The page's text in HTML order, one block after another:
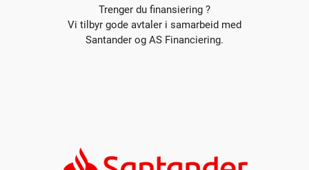
Trenger du finansiering ?
Vi tilbyr gode avtaler i samarbeid med
Santander og AS Financiering.